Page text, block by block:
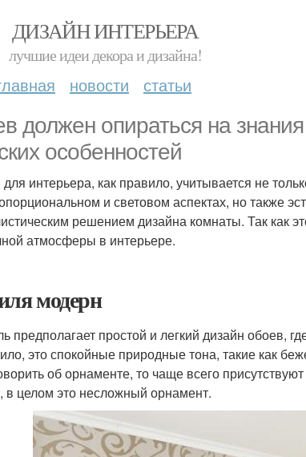
ДИЗАЙН ИНТЕРЬЕРА
лучшие идеи декора и дизайна!
новости статьи
должен опираться на
особенностей
интерьера, как правило, учитывается не
и световом аспектах, но также
решением дизайна комнаты. Так как
атмосферы в интерьере.
модерн
предполагает простой и легкий дизайн обоев,
это спокойные природные тона, такие как
об орнаменте, то чаще всего
в целом это несложный орнамент.